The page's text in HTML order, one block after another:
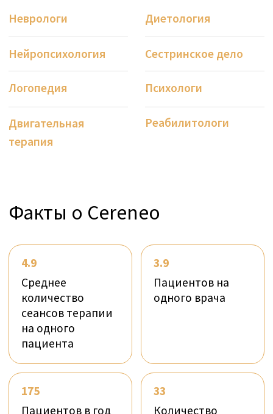
Клиническая команда использует самые
современные научные открытия, передовые
технологии и передовые методы лечения,
такие как робототехника или игры в
виртуальной реальности, чтобы эффективно
Кроме того, Cereneo сотрудничает с ведущими
университетами Европы и США. В партнерстве
с фондом cereneo, Институтом Люцернского
озера (LLUI) и Цюрихским университетом мы
активно инициируем и проводим
собственные нейробиологические
исследования. Целью этих исследований
является дальнейшее развитие области
нейрореабилитации, установление